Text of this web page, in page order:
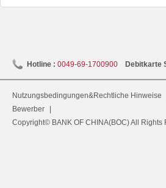
Hotline : 0049-69-1700900 Debitkarte
Nutzungsbedingungen&Rechtliche Hinweise
Bewerber
Copyright© BANK OF CHINA(BOC) All Rights